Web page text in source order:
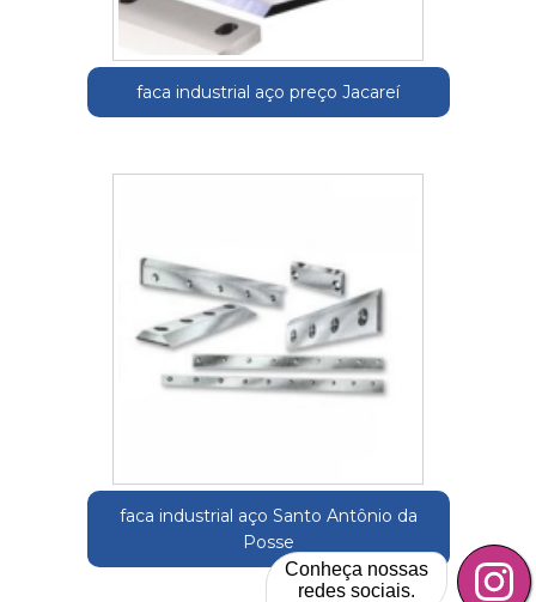
faca industrial aço preço Jacareí
faca industrial aço Santo Antônio da
Posse
Conheça nossas
redes sociais.